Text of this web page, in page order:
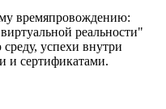
времяпровождению:
реальности"
успехи внутри
и сертификатами.